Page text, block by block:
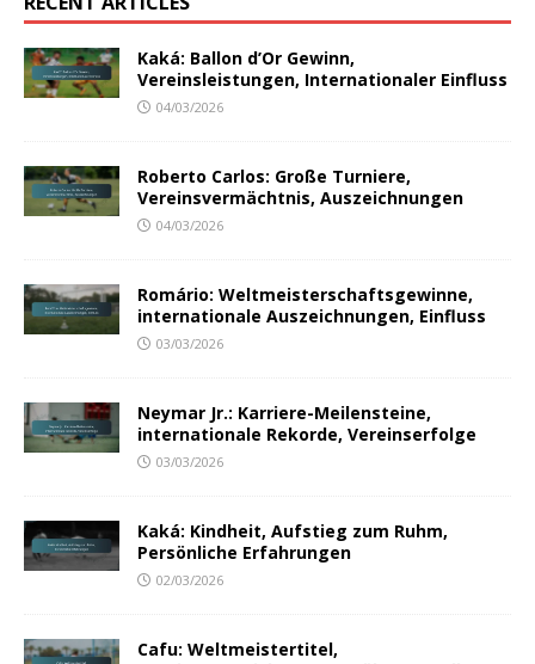
Kaká: Ballon d’Or Gewinn,
Vereinsleistungen, Internationaler Einfluss
04/03/2026
Roberto Carlos: Große Turniere,
Vereinsvermächtnis, Auszeichnungen
04/03/2026
Romário: Weltmeisterschaftsgewinne,
internationale Auszeichnungen, Einfluss
03/03/2026
Neymar Jr.: Karriere-Meilensteine,
internationale Rekorde, Vereinserfolge
03/03/2026
Kaká: Kindheit, Aufstieg zum Ruhm,
Persönliche Erfahrungen
02/03/2026
Cafu: Weltmeistertitel,